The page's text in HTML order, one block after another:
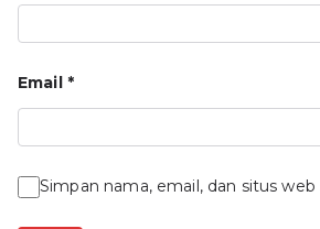
Email *
Simpan nama, email, dan situs